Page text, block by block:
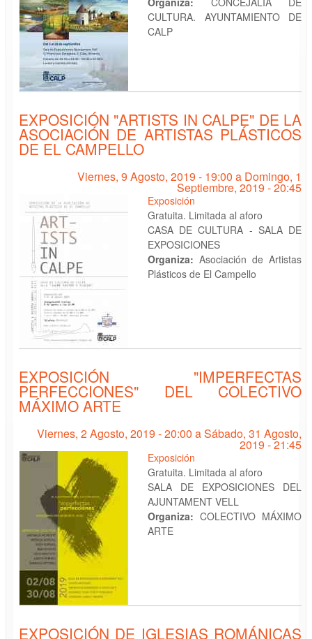
CULTURA. AYUNTAMIENTO DE
CALP
EXPOSICIÓN "ARTISTS IN CALPE" DE LA
ASOCIACIÓN DE ARTISTAS PLÁSTICOS
DE EL CAMPELLO
Viernes, 9 Agosto, 2019 - 19:00 a Domingo, 1
Septiembre, 2019 - 20:45
Exposición
Gratuita. Limitada al aforo
CASA DE CULTURA - SALA DE
EXPOSICIONES
Organiza: Asociación de Artistas
Plásticos de El Campello
EXPOSICIÓN "IMPERFECTAS
PERFECCIONES" DEL COLECTIVO
MÁXIMO ARTE
Viernes, 2 Agosto, 2019 - 20:00 aSábado, 31 Agosto,
2019 - 21:45
Exposición
Gratuita. Limitada al aforo
SALA DE EXPOSICIONES DEL
AJUNTAMENT VELL
Organiza: COLECTIVO MÁXIMO
ARTE
EXPOSICIÓN DE IGLESIAS ROMÁNICAS